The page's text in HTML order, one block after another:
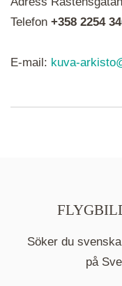
syns som nålar
Telefon +358 2254
E-mail: kuva-
Söker du
på